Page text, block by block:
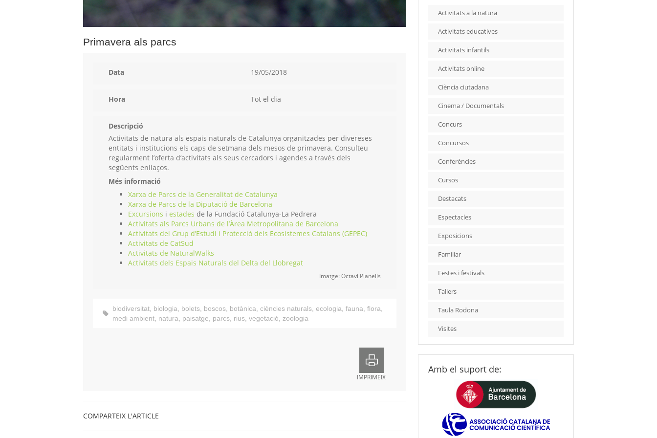
Primavera als parcs
Data 19/05/2018
Hora Tot el dia
Descripció
Activitats de natura als espais naturals de Catalunya organitzades per divereses
entitats i institucions els caps de setmana dels mesos de primavera. Consulteu
regularment l’oferta d’activitats als seus cercadors i agendes a través dels
següents enllaços.
Més informació
Xarxa de Parcs de la Generalitat de Catalunya
Xarxa de Parcs de la Diputació de Barcelona
Excursions i estades de la Fundació Catalunya-La Pedrera
Activitats als Parcs Urbans de l’Àrea Metropolitana de Barcelona
Activitats del Grup d’Estudi i Protecció dels Ecosistemes Catalans (GEPEC)
Activitats de CatSud
Activitats de NaturalWalks
Activitats dels Espais Naturals del Delta del Llobregat
Imatge: Octavi Planells
biodiversitat, biologia, bolets, boscos, botànica, ciències naturals, ecologia, fauna, flora,
medi ambient, natura, paisatge, parcs, rius, vegetació, zoologia
IMPRIMEIX
COMPARTEIX L'ARTICLE
Activitats a la natura
Activitats educatives
Activitats infantils
Activitats online
Ciència ciutadana
Cinema / Documentals
Concurs
Concursos
Conferències
Cursos
Destacats
Espectacles
Exposicions
Familiar
Festes i festivals
Tallers
Taula Rodona
Visites
Amb el suport de: